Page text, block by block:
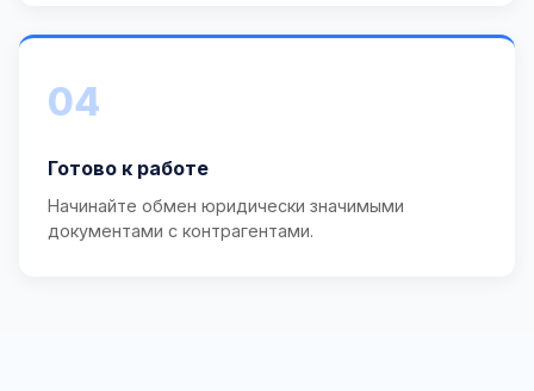
04
Готово к работе
Начинайте обмен юридически значимыми
документами с контрагентами.